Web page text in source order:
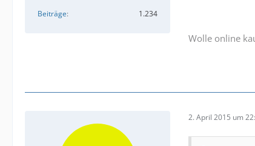
Beiträge 1.234
Wolle online
2. April 2015 um